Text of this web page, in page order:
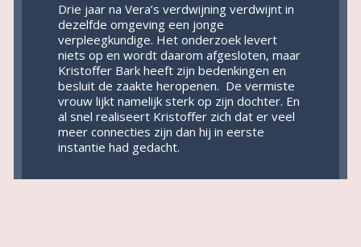
Drie jaar na Vera’s verdwijning verdwijnt in
dezelfde omgeving een jonge
verpleegkundige. Het onderzoek levert
niets op en wordt daarom afgesloten, maar
Kristoffer Bark heeft zijn bedenkingen en
besluit de zaakte heropenen. De vermiste
vrouw lijkt namelijk sterk op zijn dochter. En
al snel realiseert Kristoffer zich dat er veel
meer connecties zijn dan hij in eerste
instantie had gedacht.